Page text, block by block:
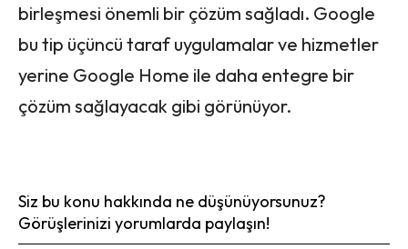
birleşmesi önemli bir çözüm sağladı. Google
bu tip üçüncü taraf uygulamalar ve hizmetler
yerine Google Home ile daha entegre bir
çözüm sağlayacak gibi görünüyor.
Siz bu konu hakkında ne düşünüyorsunuz?
Görüşlerinizi yorumlarda paylaşın!